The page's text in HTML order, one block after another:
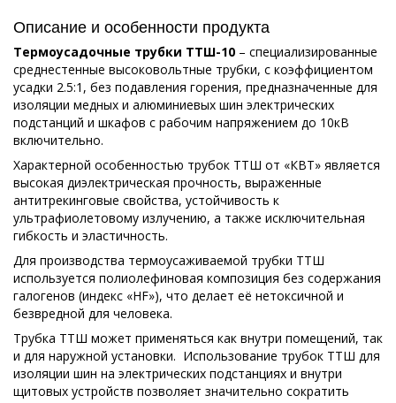
Описание и особенности продукта
Термоусадочные трубки ТТШ-10 – специализированные
среднестенные высоковольтные трубки, с коэффициентом
усадки 2.5:1, без подавления горения, предназначенные для
изоляции медных и алюминиевых шин электрических
подстанций и шкафов с рабочим напряжением до 10кВ
включительно.
Характерной особенностью трубок ТТШ от «КВТ» является
высокая диэлектрическая прочность, выраженные
антитрекинговые свойства, устойчивость к
ультрафиолетовому излучению, а также исключительная
гибкость и эластичность.
Для производства термоусаживаемой трубки ТТШ
используется полиолефиновая композиция без содержания
галогенов (индекс «HF»), что делает её нетоксичной и
безвредной для человека.
Трубка ТТШ может применяться как внутри помещений, так
и для наружной установки. Использование трубок ТТШ для
изоляции шин на электрических подстанциях и внутри
щитовых устройств позволяет значительно сократить